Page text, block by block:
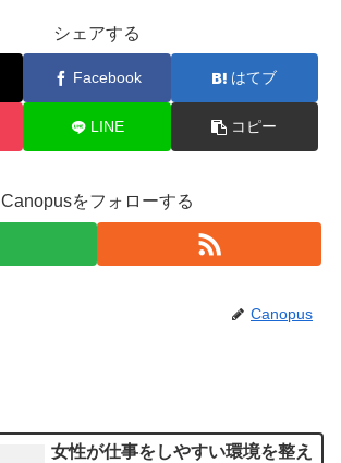
シェアする
Facebook はてブ
LINE コピー
Canopusをフォローする
Canopus
女性が仕事をしやすい環境を整え